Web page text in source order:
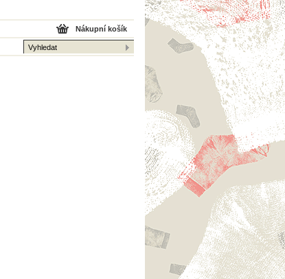
Nákupní košík